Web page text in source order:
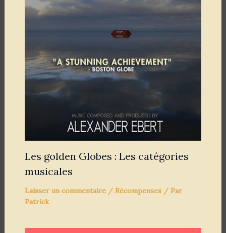
Les golden Globes : Les catégories
musicales
Laisser un commentaire / Récompenses/ Par
Patrick